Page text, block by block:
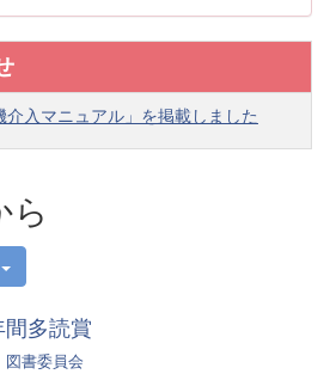
介入マニュアル」を掲載しました
ら
多読賞
図書委員会